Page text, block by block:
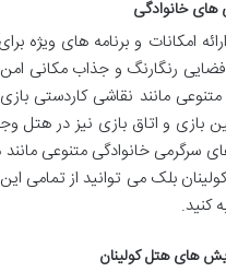
های خانوادگی
امکانات و برنامه های ویژه
رنگارنگ و جذاب مکانی
مانند نقاشی کاردستی
و اتاق بازی نیز در هتل
های سرگرمی خانوادگی متنوعی
بلک می توانید از تمامی
کنید.
های هتل کولینان